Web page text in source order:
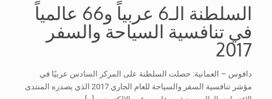
السلطنة الـ6 عربياً و66 عالمياً
في تنافسية السياحة والسفر
2017
دافوس – العمانية: حصلت السلطنة على المركز السادس عربيًا في
مؤشر تنافسية السفر والسياحة للعام الجاري 2017 الذي يصدره المنتدى